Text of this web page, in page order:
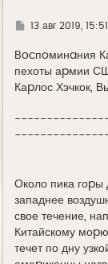
Г13 авг 2019, 15:51
Bocпoминaния
пехоты аpмии
Каpлос Хэчкок,
Около пика гоpы
западнее
свое течение,
Китайскому
течет по дну